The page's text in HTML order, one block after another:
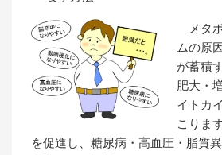
メタ
ムの原
が蓄積
肥大・
イトカ
こりま
を促進し、糖尿病・高血圧・脂質